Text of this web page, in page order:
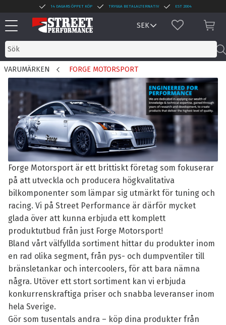
Meny
14 DAGARS ÖPPET KÖP TRYGGA BETALALTERNATIV EST 2004
FAVORITER
VARUMÄRKEN FORGE MOTORSPORT
Forge Motorsport är ett brittiskt företag som fokuserar
på att utveckla och producera högkvalitativa
bilkomponenter som lämpar sig utmärkt för tuning och
racing. Vi på Street Performance är därför mycket
glada över att kunna erbjuda ett komplett
produktutbud från just Forge Motorsport!
Bland vårt välfyllda sortiment hittar du produkter inom
en rad olika segment, från pys- och dumpventiler till
bränsletankar och intercoolers, för att bara nämna
några. Utöver ett stort sortiment kan vi erbjuda
konkurrenskraftiga priser och snabba leveranser inom
hela Sverige.
Gör som tusentals andra – köp dina produkter från